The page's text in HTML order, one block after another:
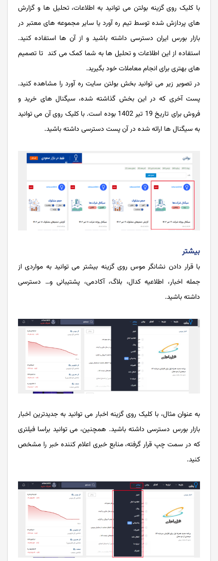
با کلیک روی گزینه بولتن می توانید به اطلاعات، تحلیل ها و گزارش‌
های پردازش ‌شده توسط تیم ره ‌آورد یا سایر مجموعه‌ های معتبر در
بازار بورس ایران دسترسی داشته باشید و از آن ها استفاده کنید.
استفاده از این اطلاعات و تحلیل ‌ها به شما کمک می ‌کند تا تصمیم‌
های بهتری برای انجام معاملات خود بگیرید.
در تصویر زیر می توانید بخش بولتن سایت ره آورد را مشاهده کنید.
پست آخری که در این بخش گذاشته شده، سیگنال های خرید و
فروش برای تاریخ 19 تیر 1402 بوده است. با کلیک روی آن می توانید
به سیگنال ها ارائه شده در آن پست دسترسی داشته باشید.
بیشتر
با قرار دادن نشانگر موس روی گزینه بیشتر می توانید به مواردی از
جمله اخبار، اطلاعیه کدال، بلاگ، آکادمی، پشتیبانی و… دسترسی
داشته باشید.
به عنوان مثال، با کلیک روی گزینه اخبار می توانید به جدیدترین اخبار
بازار بورس دسترسی داشته باشید. همچنین، می توانید براسا فیلتری
که در سمت چپ قرار گرفته، منابع خبری اعلام کننده خبر را مشخص
کنید.